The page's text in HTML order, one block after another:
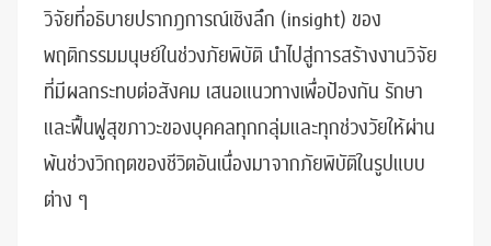
วิจัยที่อธิบายปรากฎการณ์เชิงลึก (insight) ของ
พฤติกรรมมนุษย์ในช่วงภัยพิบัติ นำไปสู่การสร้างงานวิจัย
ที่มีผลกระทบต่อสังคม เสนอแนวทางเพื่อป้องกัน รักษา
และฟื้นฟูสุขภาวะของบุคคลทุกกลุ่มและทุกช่วงวัยให้ผ่าน
พ้นช่วงวิกฤตของชีวิตอันเนื่องมาจากภัยพิบัติในรูปแบบ
ต่าง ๆ